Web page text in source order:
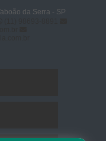
da Serra - SP